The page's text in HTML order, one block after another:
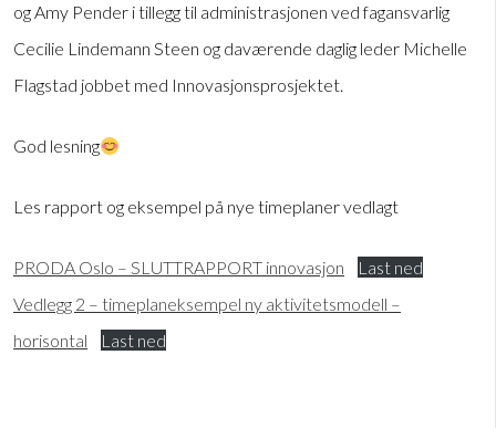
og Amy Pender i tillegg til administrasjonen ved fagansvarlig
Cecilie Lindemann Steen og daværende daglig leder Michelle
Flagstad jobbet med Innovasjonsprosjektet.
God lesning
Les rapport og eksempel på nye timeplaner vedlagt
PRODA Oslo – SLUTTRAPPORT innovasjon
Last ned
Vedlegg 2 – timeplaneksempel ny aktivitetsmodell –
horisontal
Last ned